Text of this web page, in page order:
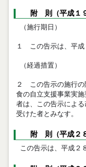
附 則（平成１９
（施行期日）
１ この告示は、平成
（経過措置）
２ この告示の施行の
食の自立支援事業実
者は、この告示によ
受けた者とみなす。
附 則（平成２８
この告示は、平成２